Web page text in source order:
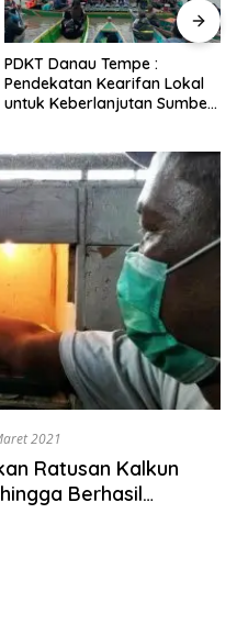
:
Lokal
Sumber
Cara Mengatasi
PMK pada Sapi
Alami dan Medis
2021
Ratusan Kalkun
Berhasil